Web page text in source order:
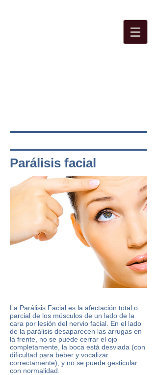
Parálisis facial
La Parálisis Facial es la afectación total o
parcial de los músculos de un lado de la
cara por lesión del nervio facial. En el lado
de la parálisis desaparecen las arrugas en
la frente, no se puede cerrar el ojo
completamente, la boca está desviada (con
dificultad para beber y vocalizar
correctamente), y no se puede gesticular
con normalidad.